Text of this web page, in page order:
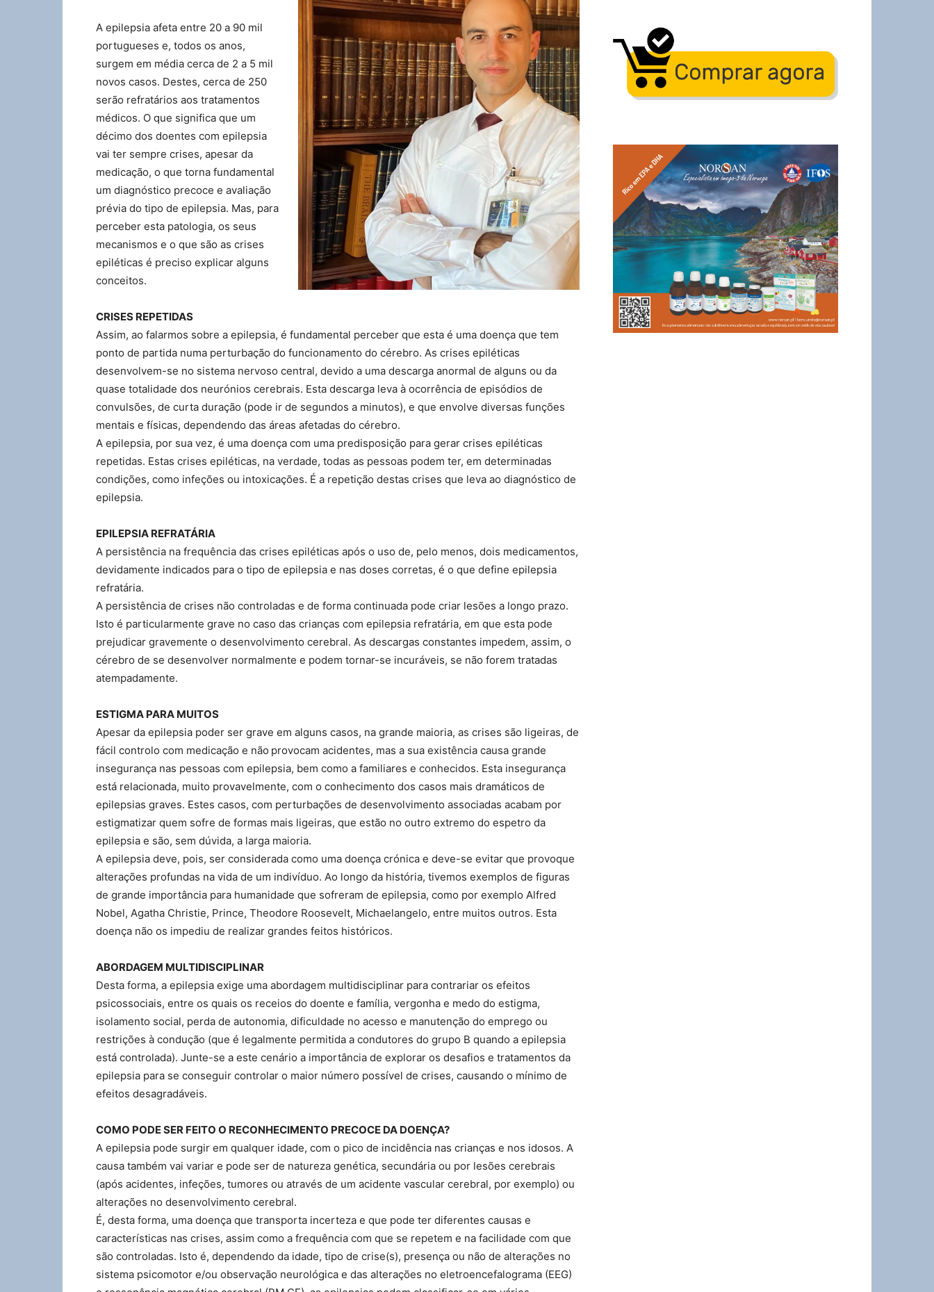
A epilepsia afeta entre 20 a 90 mil
portugueses e, todos os anos,
surgem em média cerca de 2 a 5 mil
novos casos. Destes, cerca de 250
serão refratários aos tratamentos
médicos. O que significa que um
décimo dos doentes com epilepsia
vai ter sempre crises, apesar da
medicação, o que torna fundamental
um diagnóstico precoce e avaliação
prévia do tipo de epilepsia. Mas, para
perceber esta patologia, os seus
mecanismos e o que são as crises
epiléticas é preciso explicar alguns
conceitos.
CRISES REPETIDAS
Assim, ao falarmos sobre a epilepsia, é fundamental perceber que esta é uma doença que tem
ponto de partida numa perturbação do funcionamento do cérebro. As crises epiléticas
desenvolvem-se no sistema nervoso central, devido a uma descarga anormal de alguns ou da
quase totalidade dos neurónios cerebrais. Esta descarga leva à ocorrência de episódios de
convulsões, de curta duração (pode ir de segundos a minutos), e que envolve diversas funções
mentais e físicas, dependendo das áreas afetadas do cérebro.
A epilepsia, por sua vez, é uma doença com uma predisposição para gerar crises epiléticas
repetidas. Estas crises epiléticas, na verdade, todas as pessoas podem ter, em determinadas
condições, como infeções ou intoxicações. É a repetição destas crises que leva ao diagnóstico de
epilepsia.
EPILEPSIA REFRATÁRIA
A persistência na frequência das crises epiléticas após o uso de, pelo menos, dois medicamentos,
devidamente indicados para o tipo de epilepsia e nas doses corretas, é o que define epilepsia
refratária.
A persistência de crises não controladas e de forma continuada pode criar lesões a longo prazo.
Isto é particularmente grave no caso das crianças com epilepsia refratária, em que esta pode
prejudicar gravemente o desenvolvimento cerebral. As descargas constantes impedem, assim, o
cérebro de se desenvolver normalmente e podem tornar-se incuráveis, se não forem tratadas
atempadamente.
ESTIGMA PARA MUITOS
Apesar da epilepsia poder ser grave em alguns casos, na grande maioria, as crises são ligeiras, de
fácil controlo com medicação e não provocam acidentes, mas a sua existência causa grande
insegurança nas pessoas com epilepsia, bem como a familiares e conhecidos. Esta insegurança
está relacionada, muito provavelmente, com o conhecimento dos casos mais dramáticos de
epilepsias graves. Estes casos, com perturbações de desenvolvimento associadas acabam por
estigmatizar quem sofre de formas mais ligeiras, que estão no outro extremo do espetro da
epilepsia e são, sem dúvida, a larga maioria.
A epilepsia deve, pois, ser considerada como uma doença crónica e deve-se evitar que provoque
alterações profundas na vida de um indivíduo. Ao longo da história, tivemos exemplos de figuras
de grande importância para humanidade que sofreram de epilepsia, como por exemplo Alfred
Nobel, Agatha Christie, Prince, Theodore Roosevelt, Michaelangelo, entre muitos outros. Esta
doença não os impediu de realizar grandes feitos históricos.
ABORDAGEM MULTIDISCIPLINAR
Desta forma, a epilepsia exige uma abordagem multidisciplinar para contrariar os efeitos
psicossociais, entre os quais os receios do doente e família, vergonha e medo do estigma,
isolamento social, perda de autonomia, dificuldade no acesso e manutenção do emprego ou
restrições à condução (que é legalmente permitida a condutores do grupo B quando a epilepsia
está controlada). Junte-se a este cenário a importância de explorar os desafios e tratamentos da
epilepsia para se conseguir controlar o maior número possível de crises, causando o mínimo de
efeitos desagradáveis.
COMO PODE SER FEITO O RECONHECIMENTO PRECOCE DA DOENÇA?
A epilepsia pode surgir em qualquer idade, com o pico de incidência nas crianças e nos idosos. A
causa também vai variar e pode ser de natureza genética, secundária ou por lesões cerebrais
(após acidentes, infeções, tumores ou através de um acidente vascular cerebral, por exemplo) ou
alterações no desenvolvimento cerebral.
É, desta forma, uma doença que transporta incerteza e que pode ter diferentes causas e
características nas crises, assim como a frequência com que se repetem e na facilidade com que
são controladas. Isto é, dependendo da idade, tipo de crise(s), presença ou não de alterações no
sistema psicomotor e/ou observação neurológica e das alterações no eletroencefalograma (EEG)